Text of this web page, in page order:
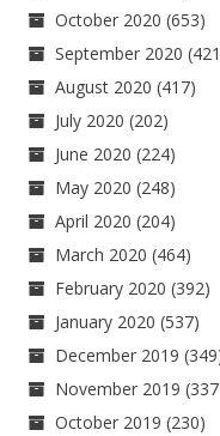
October 2020 (653)
September 2020
August 2020 (417)
July 2020 (202)
June 2020 (224)
May 2020 (248)
April 2020 (204)
March 2020 (464)
February 2020 (392)
January 2020 (537)
December 2019
November 2019
October 2019 (230)